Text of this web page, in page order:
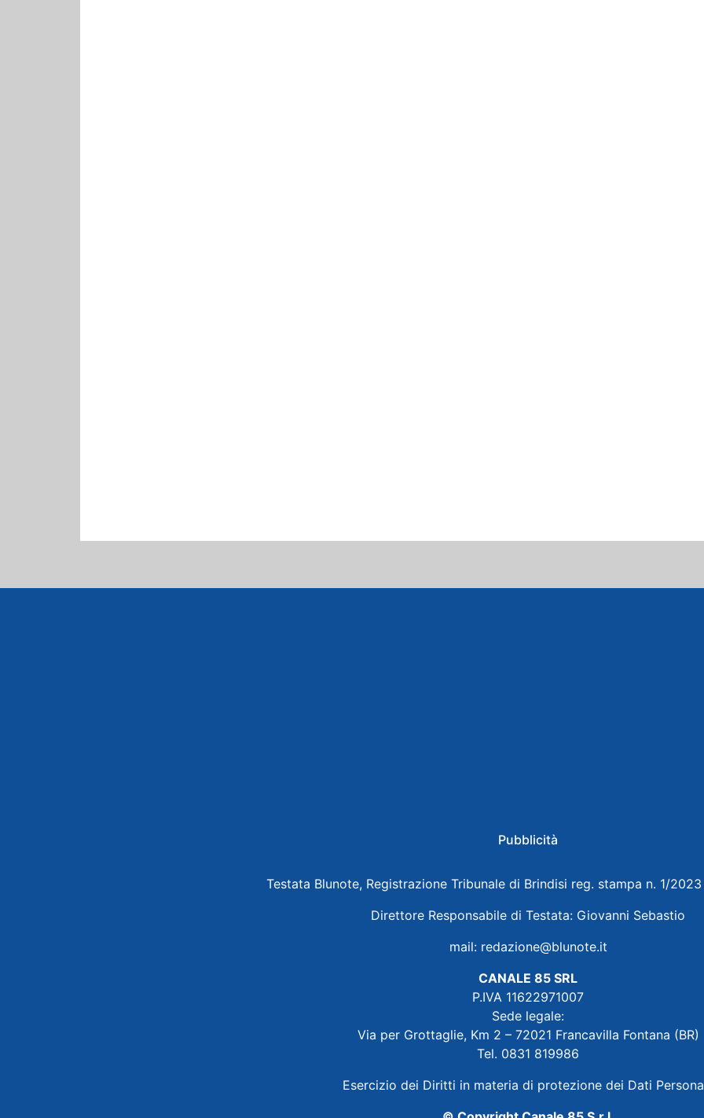
Pubblicità
Testata Blunote, Registrazione Tribunale di Brindisi reg. stampa n. 1/
Direttore Responsabile di Testata: Giovanni Sebastio
mail: redazione@blunote.it
CANALE 85 SRL
P.IVA 11622971007
Sede legale:
Via per Grottaglie, Km 2 – 72021 Francavilla Fontana (BR)
Tel. 0831 819986
Esercizio dei Diritti in materia di protezione dei Dati